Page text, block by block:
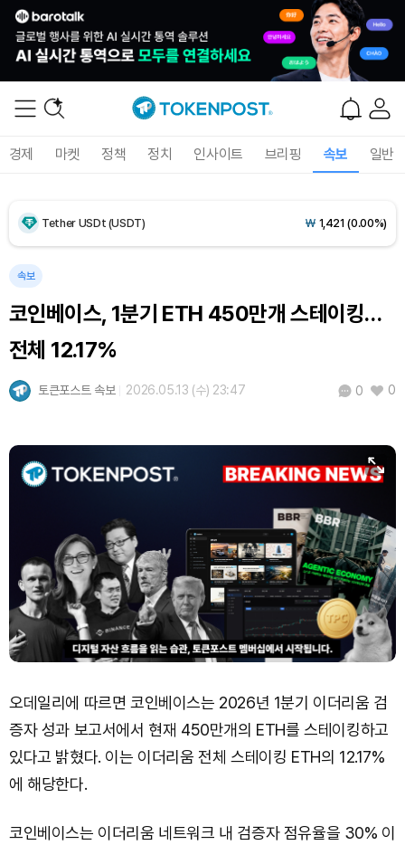
경제 마켓 정책 정치 인사이트 브리핑 속보 일반
Tether USDt (USDT) ₩ 1,421(0.00%)
USDC (USDC) ₩ 1,422 (+0.01%)
XRP (XRP)
TRON (TRX) ₩464.9(-0.25%)
Dogecoin (DOGE) ₩97.84(-2.18%)
Bitcoin (BTC) ₩91,616,145(-0.79%)
속보
코인베이스, 1분기 ETH 450만개 스테이킹…
전체 12.17%
토큰포스트 속보 2026.05.13 (수) 23:47 0 0
오데일리에 따르면 코인베이스는 2026년 1분기 이더리움 검
증자 성과 보고서에서 현재 450만개의 ETH를 스테이킹하고
있다고 밝혔다. 이는 이더리움 전체 스테이킹 ETH의 12.17%
에 해당한다.
코인베이스는 이더리움 네트워크 내 검증자 점유율을 30% 이